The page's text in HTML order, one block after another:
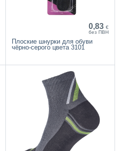
0,83 €
без ПВН
Плоские шнурки для обуви
чёрно-серого цвета 3101